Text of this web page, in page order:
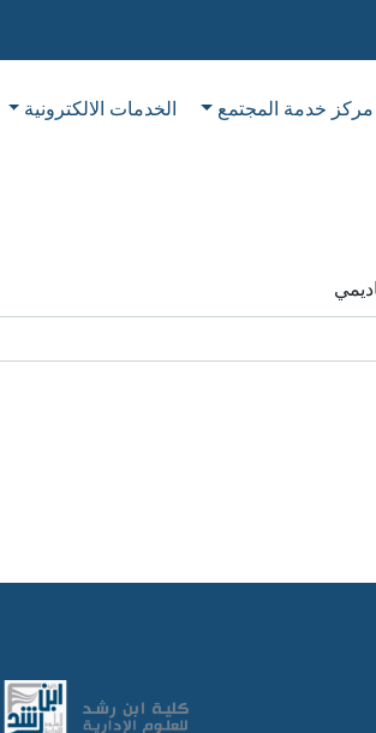
مركز خدمة المجتمع الخدمات الالكترونية